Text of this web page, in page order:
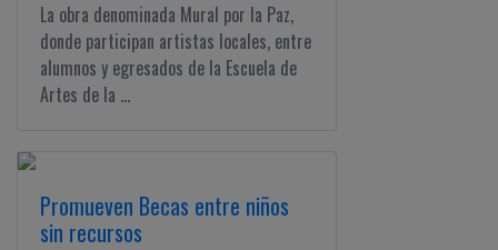
La obra denominada Mural por la Paz,
donde participan artistas locales, entre
alumnos y egresados de la Escuela de
Artes de la ...
Promueven Becas entre niños
sin recursos